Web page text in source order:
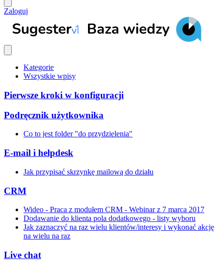
Zaloguj
Kategorie
Wszystkie wpisy
Pierwsze kroki w konfiguracji
Podręcznik użytkownika
Co to jest folder "do przydzielenia"
E-mail i helpdesk
Jak przypisać skrzynkę mailową do działu
CRM
Wideo - Praca z modułem CRM - Webinar z 7 marca 2017
Dodawanie do klienta pola dodatkowego - listy wyboru
Jak zaznaczyć na raz wielu klientów/interesy i wykonać akcję
na wielu na raz
Live chat